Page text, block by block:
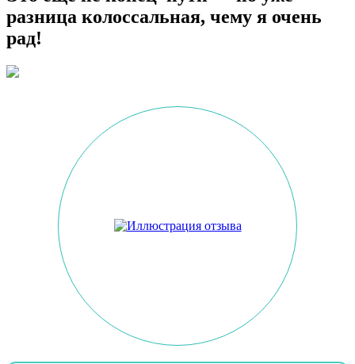
разница колоссальная, чему я очень
рад!